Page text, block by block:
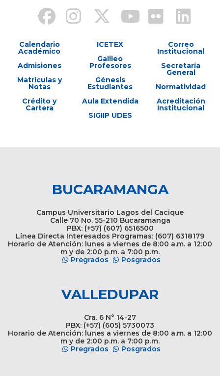
Calendario
Académico
Admisiones
Matrículas y
Notas
Crédito y
Cartera
ICETEX
Galileo
Profesores
Génesis
Estudiantes
Aula Extendida
SIGIIP UDES
Correo
Institucional
Secretaría
General
Normatividad
Acreditación
Institucional
BUCARAMANGA
Campus Universitario Lagos del Cacique
Calle 70 No. 55-210 Bucaramanga
PBX: (+57) (607) 6516500
Línea Directa Interesados Programas: (607) 6318179
Horario de Atención: lunes a viernes de 8:00 a.m. a 12:00
m y de 2:00 p.m. a 7:00 p.m.
Pregrados
Posgrados
VALLEDUPAR
Cra. 6 N° 14-27
PBX: (+57) (605) 5730073
Horario de Atención: lunes a viernes de 8:00 a.m. a 12:00
m y de 2:00 p.m. a 7:00 p.m.
Pregrados
Posgrados